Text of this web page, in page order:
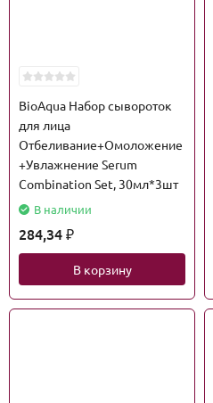
BioAqua Набор сывороток
для лица
Отбеливание+Омоложение
+Увлажнение Serum
Combination Set, 30мл*3шт
В наличии
284,34 ₽
В корзину